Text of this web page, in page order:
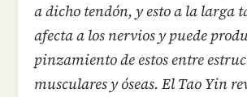
a dicho tendón, y esto a la larga
afecta a los nervios y puede
pinzamiento de estos entre
musculares y óseas. El Tao Yin